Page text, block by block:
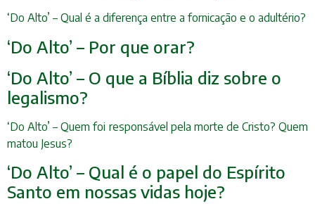
‘Do Alto’ – Qual é a diferença entre a fornicação e o adultério?
‘Do Alto’ – Por que orar?
‘Do Alto’ – O que a Bíblia diz sobre o
legalismo?
‘Do Alto’ – Quem foi responsável pela morte de Cristo? Quem
matou Jesus?
‘Do Alto’ – Qual é o papel do Espírito
Santo em nossas vidas hoje?